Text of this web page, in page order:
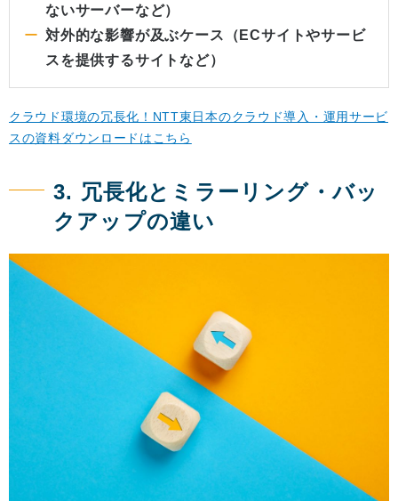
ないサーバーなど）
対外的な影響が及ぶケース（ECサイトやサービ
スを提供するサイトなど）
クラウド環境の冗長化！NTT東日本のクラウド導入・運用サービ
スの資料ダウンロードはこちら
3. 冗長化とミラーリング・バッ
クアップの違い